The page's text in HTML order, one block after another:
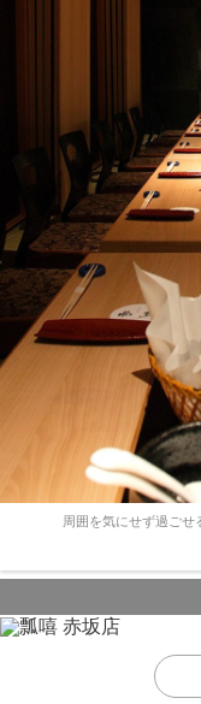
周囲を気にせず過ご